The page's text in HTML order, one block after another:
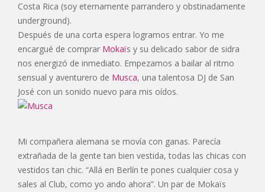
Costa Rica (soy eternamente parrandero y obstinadamente
underground).
Después de una corta espera logramos entrar. Yo me
encargué de comprar Mokaïs y su delicado sabor de sidra
nos energizó de inmediato. Empezamos a bailar al ritmo
sensual y aventurero de Musca, una talentosa DJ de San
José con un sonido nuevo para mis oídos.
Mi compañera alemana se movía con ganas. Parecía
extrañada de la gente tan bien vestida, todas las chicas con
vestidos tan chic. “Allá en Berlín te pones cualquier cosa y
sales al Club, como yo ando ahora”. Un par de Mokaïs